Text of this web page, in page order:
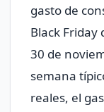
gasto de
Black Friday
30 de
semana
reales, el